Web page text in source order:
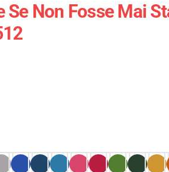
Se Non Fosse Mai